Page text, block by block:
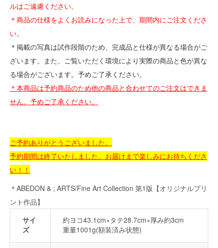
ルはご遠慮ください。
＊商品の仕様をよくお読みになった上で、期間内にご注文くださ
い。
＊掲載の写真は試作段階のため、完成品と仕様が異なる場合がご
ざいます。また、ご覧いただく環境により実際の商品と色が異な
る場合がございます。予めご了承ください。
＊本商品は予約商品のため他の商品と合わせてのご注文はできま
せん。予めご了承ください。
ご予約ありがとうございました。
予約期間は終了いたしました。 お届けまで楽しみにお待ちくださ
い！！
＊ABEDON & ; ARTS/Fine Art Collection 第1版【オリジナルプリ
ント作品】
サイ
ズ
約ヨコ43.1cm×タテ28.7cm×厚み約3cm
重量1001g(額装済み状態)